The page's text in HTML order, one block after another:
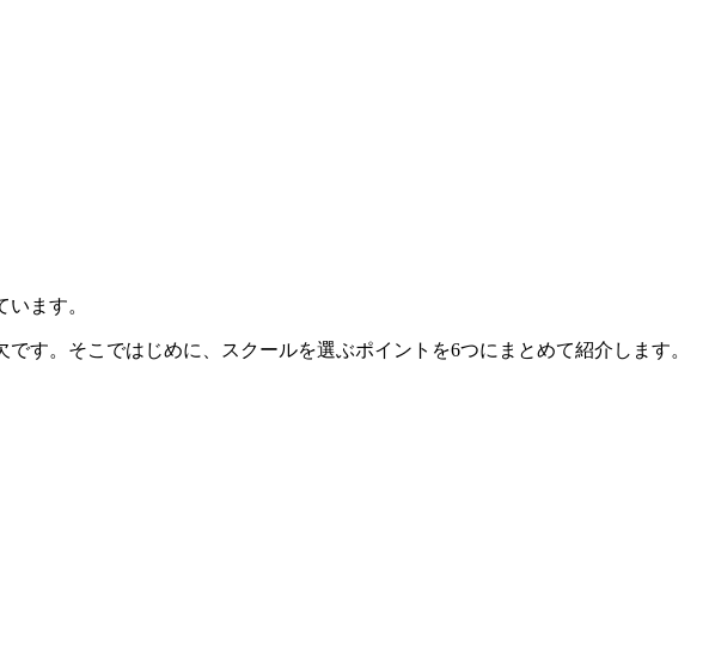
ます。
す。そこではじめに、スクールを選ぶポイントを6つにまとめて紹介します。